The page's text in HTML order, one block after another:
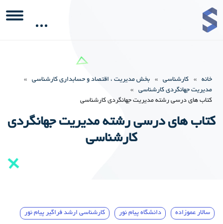
خانه » کارشناسی » بخش مدیریت ، اقتصاد و حسابداری کارشناسی
»
مدیریت جهانگردی کارشناسی
»
کتاب های درسی رشته مدیریت جهانگردی کارشناسی
کتاب های درسی رشته مدیریت جهانگردی
کارشناسی
سالار عموزاده دانشگاه پیام نور کارشناسی ارشد فراگیر پیام نور